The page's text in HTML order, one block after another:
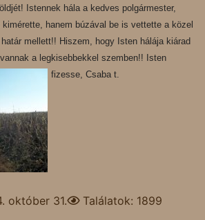
Istennek hála a kedves polgármester,
hanem búzával be is vettette a közel
mellett!! Hiszem, hogy Isten hálája kiárad
a legkisebbekkel szemben!! Isten
fizesse, Csaba t.
október 31. Találatok: 1899